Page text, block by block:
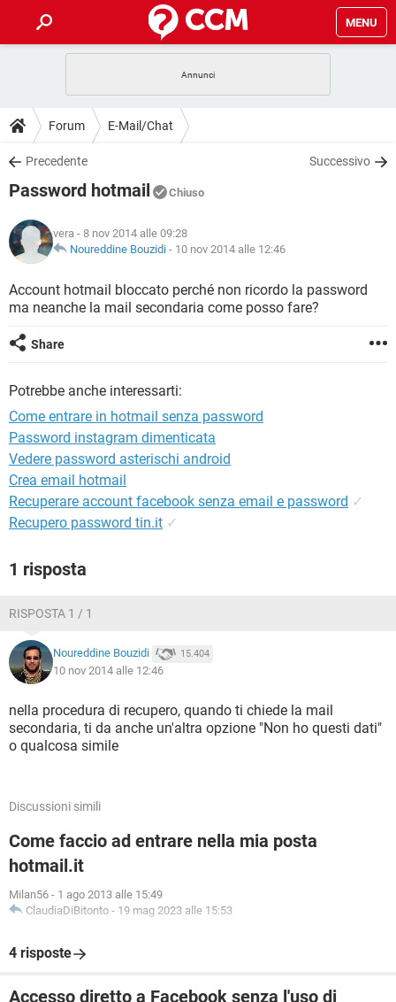
MENU
INTRATTENIMENTO
iOS
INSTAGRAM
TIKTOK
HARDWARE
GUIDE
COVID-19
INSTAGRAM
TIKTOK
HARDWARE
DOWNLOAD
COVID-19
INTRATTENIMENTO
iOS WINDOWS 10
INSTAGRAM WHATSAPP
TIKTOK FACEBOOK
HARDWARE
COVID-19
INTRATTENIMENTO
iOS WINDOWS 10
HARDWARE
GLOSSARIO
COVID-19 GAMING
INTRATTENIMENTO ANDROID
iOS
HARDWARE
Forum E-Mail/Chat
Precedente Successivo
Password hotmail Chiuso
vera - 8 nov 2014 alle 09:28
Noureddine Bouzidi - 10 nov 2014 alle 12:46
Account hotmail bloccato perché non ricordo la password
ma neanche la mail secondaria come posso fare?
Share
Potrebbe anche interessarti:
Come entrare in hotmail senza password
Password instagram dimenticata
Vedere password asterischi android
Crea email hotmail
Recuperare account facebook senza email e password ✓
Recupero password tin.it ✓
1 risposta
RISPOSTA 1 / 1
Noureddine Bouzidi 15.404
10 nov 2014 alle 12:46
nella procedura di recupero, quando ti chiede la mail
secondaria, ti da anche un'altra opzione "Non ho questi dati"
o qualcosa simile
Discussioni simili
Come faccio ad entrare nella mia posta
hotmail.it
Milan56 - 1 ago 2013 alle 15:49
ClaudiaDiBitonto - 19 mag 2023 alle 15:53
4 risposte
Accesso diretto a Facebook senza l'uso di